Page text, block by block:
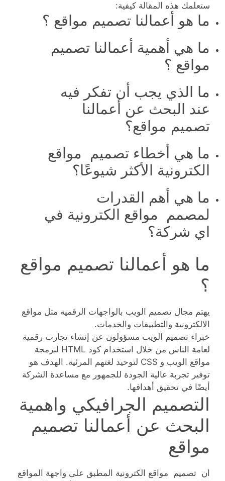
ستعلمك هذه المقالة كيفية:
ما هو أعمالنا تصميم مواقع ؟
ما هي أهمية أعمالنا تصميم
مواقع ؟
ما الذي يجب أن تفكر فيه
عند البحث عن أعمالنا
تصميم مواقع؟
ما هي أخطاء تصميم مواقع
الكترونية الأكثر شيوعًا؟
ما هي أهم القدرات
لمصمم مواقع الكترونية في
اي شركة؟
ما هو أعمالنا تصميم مواقع
؟
يهتم مجال تصميم الويب بالواجهات الرقمية مثل مواقع
الالكترونية والتطبيقات والخدمات.
خبراء تصميم الويب مسؤولون عن إنشاء تجارب رقمية
لعامة الناس من خلال استخدام كود HTML لبرمجة
مواقع الويب و CSS لتوحيد لغتهم المرئية. الهدف هو
توفير تجربة عالية الجودة للجمهور مع مساعدة الشركة
أيضًا في تحقيق أهدافها.
التصميم الجرافيكي واهمية
البحث عن أعمالنا تصميم
مواقع
ان تصميم مواقع الكترونية المطبق على واجهة المواقع